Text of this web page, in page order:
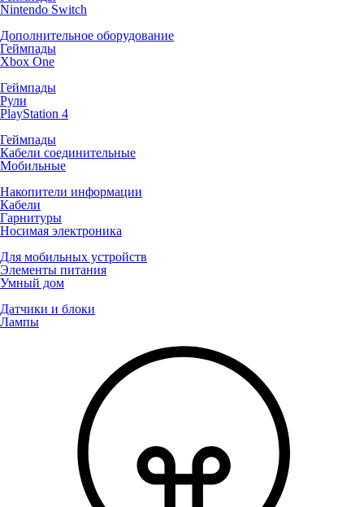
Nintendo Switch
Дополнительное оборудование
Геймпады
Xbox One
Геймпады
Рули
PlayStation 4
Геймпады
Кабели соединительные
Мобильные
Накопители информации
Кабели
Гарнитуры
Носимая электроника
Для мобильных устройств
Элементы питания
Умный дом
Датчики и блоки
Лампы